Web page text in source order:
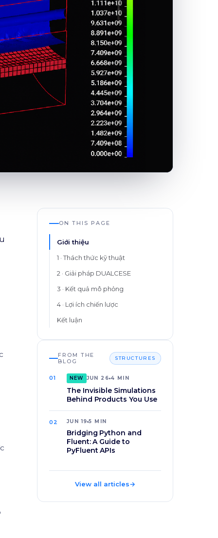
ON THIS PAGE
Giới thiệu
1 · Thách thức kỹ thuật
2 · Giải pháp DUALCESE
3 · Kết quả mô phỏng
4 · Lợi ích chiến lược
Kết luận
FROM THE
BLOG
STRUCTURES
01 NEW JUN 26 4 MIN
The Invisible Simulations
Behind Products You Use
02 JUN 19 5 MIN
Bridging Python and
Fluent: A Guide to
PyFluent APIs
View all articles→